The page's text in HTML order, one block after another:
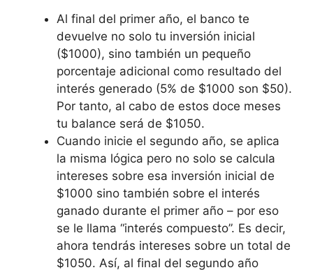
Al final del primer año, el banco te
devuelve no solo tu inversión inicial
($1000), sino también un pequeño
porcentaje adicional como resultado del
interés generado (5% de $1000 son $50).
Por tanto, al cabo de estos doce meses
tu balance será de $1050.
Cuando inicie el segundo año, se aplica
la misma lógica pero no solo se calcula
intereses sobre esa inversión inicial de
$1000 sino también sobre el interés
ganado durante el primer año – por eso
se le llama “interés compuesto”. Es decir,
ahora tendrás intereses sobre un total de
$1050. Así, al final del segundo año